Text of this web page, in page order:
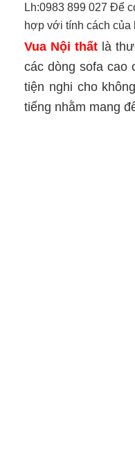
Lh:0983 899 027 Để
hợp với tính cách của
Vua Nội thất là
các dòng sofa cao
tiện nghi cho
tiếng nhằm mang